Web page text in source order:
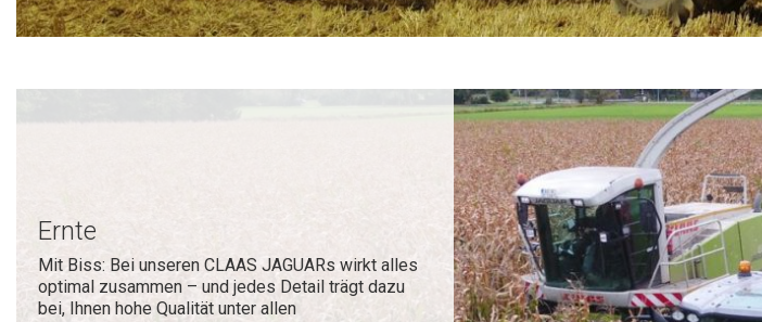
Ernte
Mit Biss: Bei unseren CLAAS JAGUARs wirkt alles
optimal zusammen – und jedes Detail trägt dazu
bei, Ihnen hohe Qualität unter allen